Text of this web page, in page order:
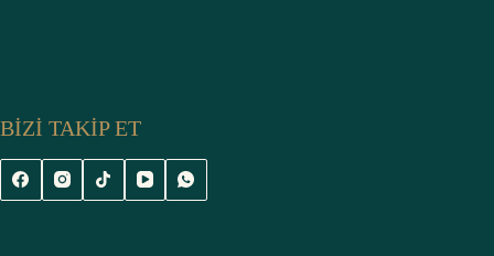
BİZİ TAKİP ET